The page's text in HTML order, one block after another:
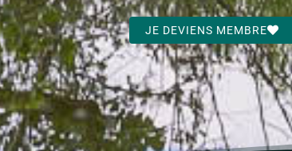
JE DEVIENS MEMBRE